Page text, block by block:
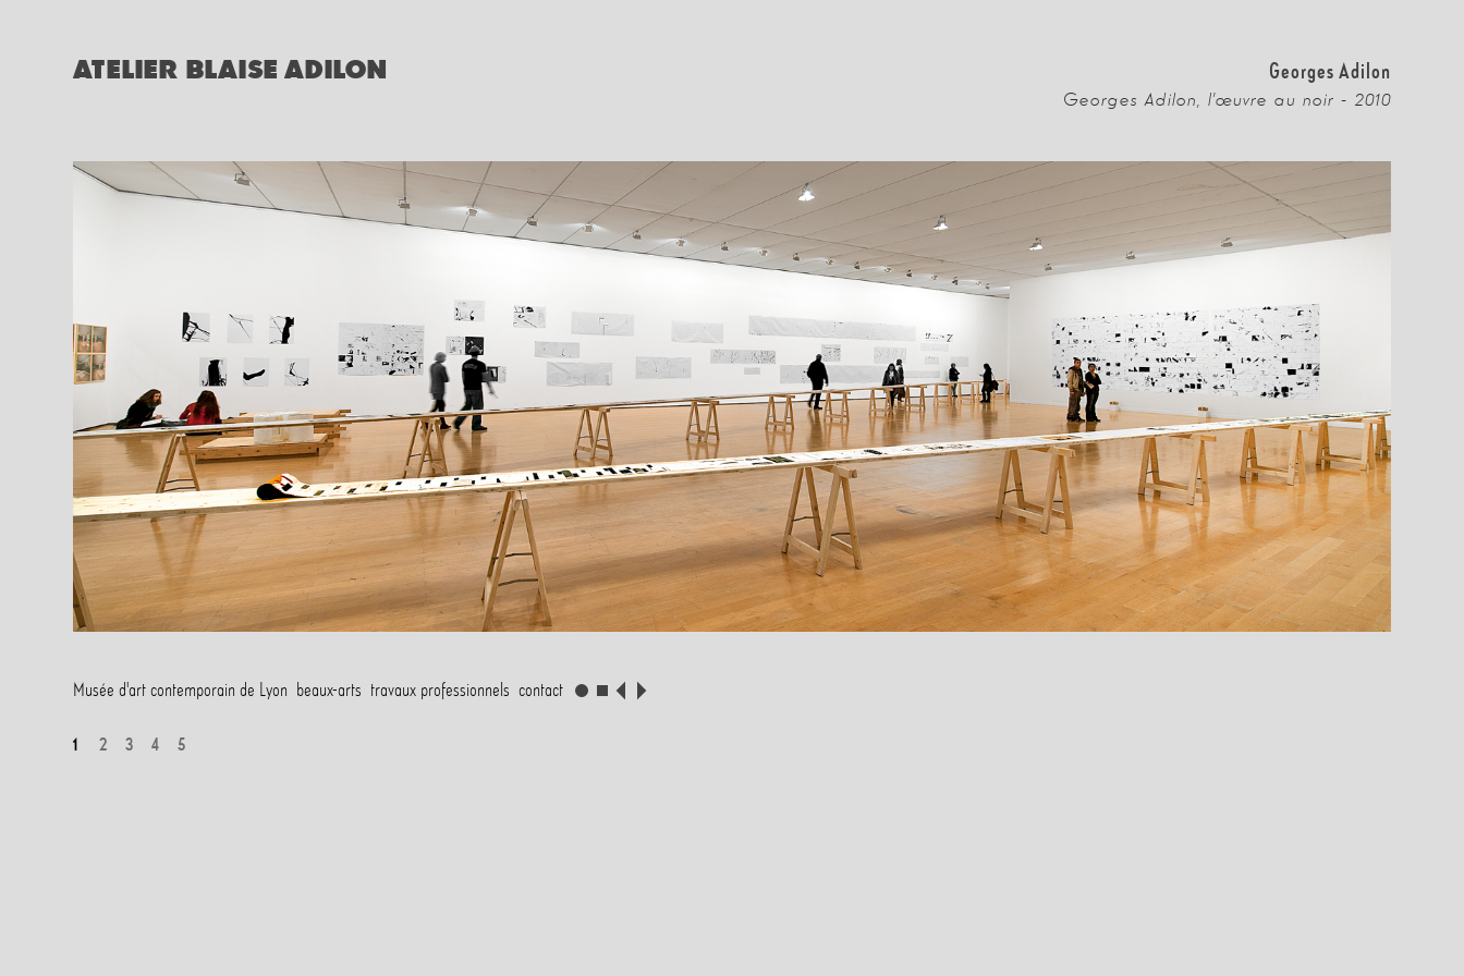
ATELIER BLAISE ADILON Georges Adilon
Georges Adilon, l'œuvre au noir - 2010
Musée d'art contemporain de Lyon beaux-arts travaux professionnelscontact
1 2 3 4 5